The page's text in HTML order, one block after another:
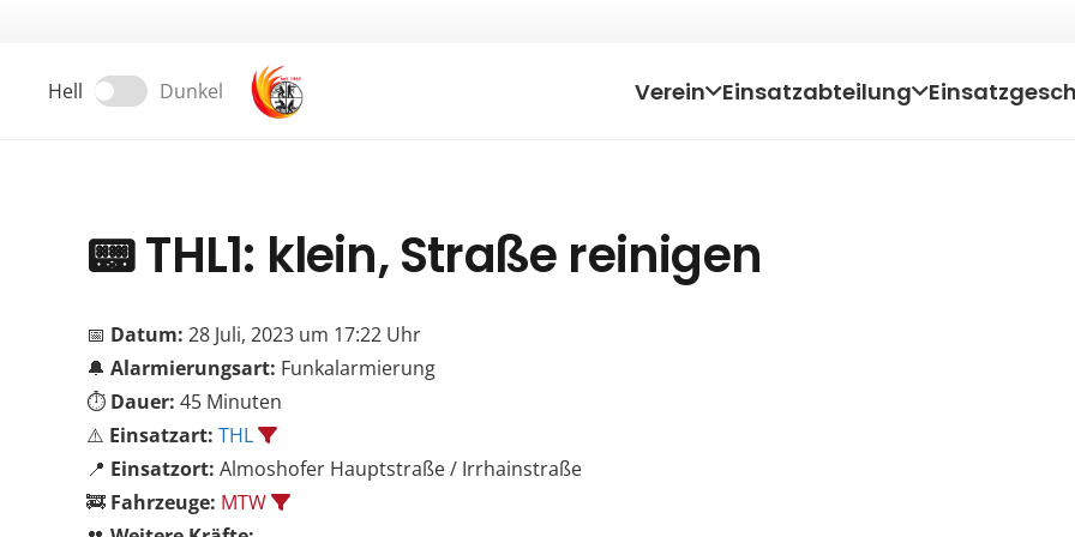
Hell Dunkel Verein Einsatzabteilung
📟THL1: klein, Straße reinigen
📅 Datum: 28 Juli, 2023 um 17:22 Uhr
🔔 Alarmierungsart: Funkalarmierung
⏱️ Dauer: 45 Minuten
⚠️ Einsatzart: THL
📍 Einsatzort: Almoshofer Hauptstraße / Irrhainstraße
🚒 Fahrzeuge: MTW